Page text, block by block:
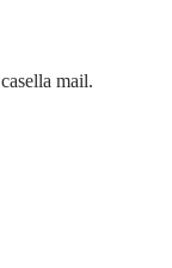
mail.